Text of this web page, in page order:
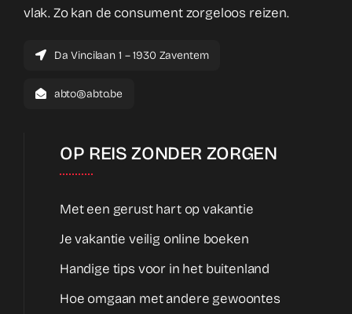
vlak. Zo kan de consument zorgeloos reizen.
Da Vincilaan 1 – 1930 Zaventem
abto@abto.be
OP REIS ZONDER ZORGEN
Met een gerust hart op vakantie
Je vakantie veilig online boeken
Handige tips voor in het buitenland
Hoe omgaan met andere gewoontes